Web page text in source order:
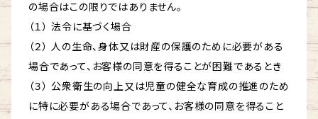
の場合はこの限りではありません。
（１） 法令に基づく場合
（２） 人の生命、身体又は財産の保護のために必要がある
場合であって、お客様の同意を得ることが困難であるとき
（３） 公衆衛生の向上又は児童の健全な育成の推進のため
に特に必要がある場合であって、お客様の同意を得ること